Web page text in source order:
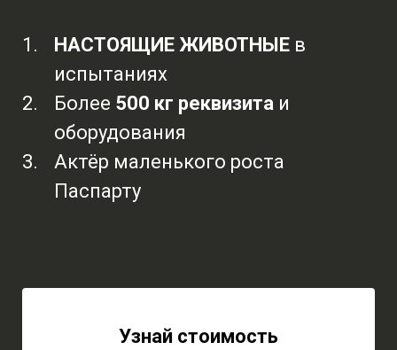
НАСТОЯЩИЕ ЖИВОТНЫЕ в
испытаниях
Более 500 кг реквизита и
оборудования
Актёр маленького роста
Паспарту
Узнай стоимость